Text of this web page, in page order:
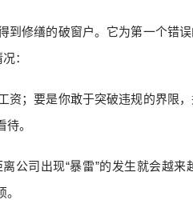
到修缮的破窗户。它为第一个错
：
资；要是你敢于突破违规的界限
。
公司出现“暴雷”的发生就会越